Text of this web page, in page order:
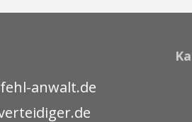
anwalt.de